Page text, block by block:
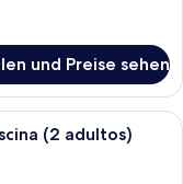
und Preise sehen
mit Bett,
(2 adultos)